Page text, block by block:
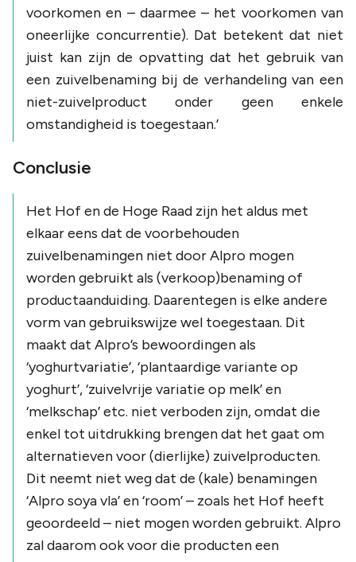
voorkomen en – daarmee – het voorkomen van
oneerlijke concurrentie). Dat betekent dat niet
juist kan zijn de opvatting dat het gebruik van
een zuivelbenaming bij de verhandeling van een
niet-zuivelproduct onder geen enkele
omstandigheid is toegestaan.’
Conclusie
Het Hof en de Hoge Raad zijn het aldus met
elkaar eens dat de voorbehouden
zuivelbenamingen niet door Alpro mogen
worden gebruikt als (verkoop)benaming of
productaanduiding. Daarentegen is elke andere
vorm van gebruikswijze wel toegestaan. Dit
maakt dat Alpro’s bewoordingen als
‘yoghurtvariatie’, ‘plantaardige variante op
yoghurt’, ‘zuivelvrije variatie op melk’ en
‘melkschap’ etc. niet verboden zijn, omdat die
enkel tot uitdrukking brengen dat het gaat om
alternatieven voor (dierlijke) zuivelproducten.
Dit neemt niet weg dat de (kale) benamingen
‘Alpro soya vla’ en ‘room’ – zoals het Hof heeft
geoordeeld – niet mogen worden gebruikt. Alpro
zal daarom ook voor die producten een